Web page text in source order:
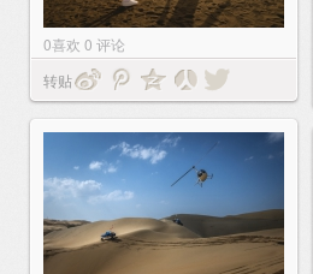
0喜欢 0 评论
转贴